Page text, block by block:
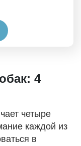
4
четыре
каждой из
в